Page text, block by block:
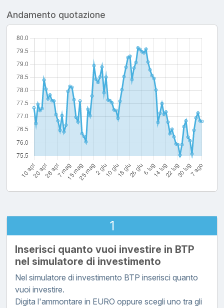
Andamento quotazione
1
Inserisci quanto vuoi investire in BTP
nel simulatore di investimento
Nel simulatore di investimento BTP inserisci quanto
vuoi investire.
Digita l'ammontare in EURO oppure scegli uno tra gli